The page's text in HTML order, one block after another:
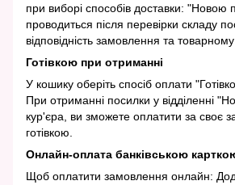
при виборі способів доставки:
проводиться після перевірки складу
відповідність замовлення та товарному
Готівкою при отриманні
У кошику оберіть спосіб оплати
При отриманні посилки у відділенні
кур'єра, ви зможете оплатити за своє
готівкою.
Онлайн-оплата банківською
Щоб оплатити замовлення онлайн: